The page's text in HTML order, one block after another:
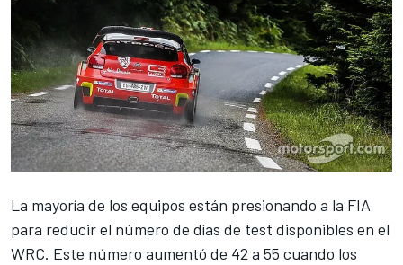
La mayoría de los equipos están presionando a la FIA
para reducir el número de días de test disponibles en el
WRC. Este número aumentó de 42 a 55 cuando los